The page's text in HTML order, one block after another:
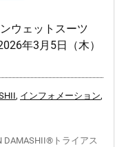
ウェットスーツ
年3月5日（木）
, インフォメーション,
DAMASHII®トライアス